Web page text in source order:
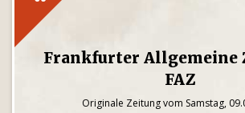
Frankfurter Allgemeine
FAZ
Originale Zeitung vom Samstag,